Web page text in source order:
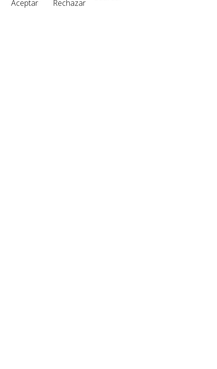
Aceptar
Rechazar